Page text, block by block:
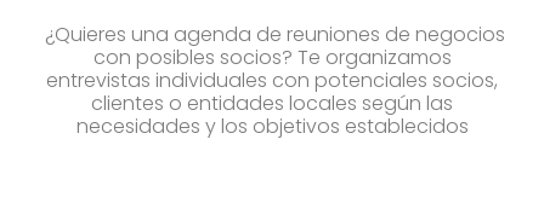
¿Quieres una agenda de reuniones de negocios
con posibles socios? Te organizamos
entrevistas individuales con potenciales socios,
clientes o entidades locales según las
necesidades y los objetivos establecidos